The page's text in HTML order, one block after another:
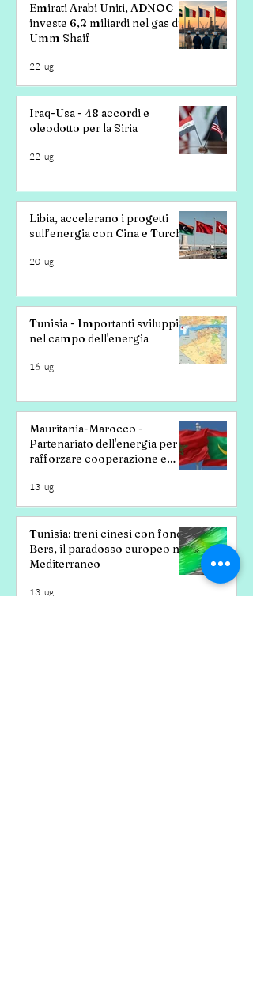
Emirati Arabi Uniti, ADNOC
investe 6,2 miliardi nel gas di
Umm Shaif
22 lug
Iraq-Usa - 48 accordi e
oleodotto per la Siria
22 lug
Libia, accelerano i progetti
sull’energia con Cina e Turchia
20 lug
Tunisia - Importanti sviluppi
nel campo dell'energia
16 lug
Mauritania-Marocco -
Partenariato dell'energia per
rafforzare cooperazione e
13 lug
Tunisia: treni cinesi con fondi
Bers, il paradosso europeo nel
Mediterraneo
13 lug